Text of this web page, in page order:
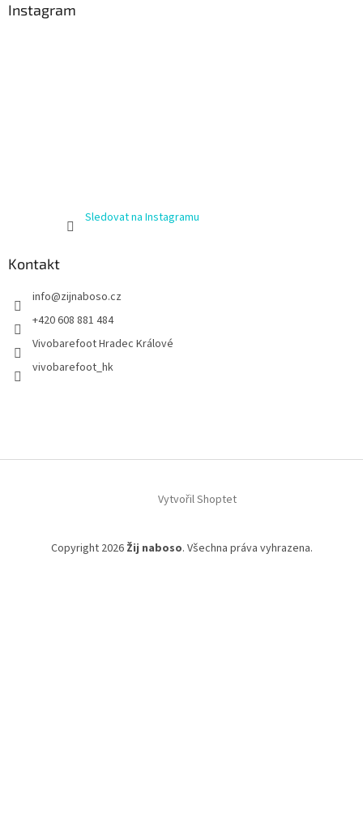
Instagram
Sledovat na Instagramu
Kontakt
info@zijnaboso.cz
+420 608 881 484
Vivobarefoot Hradec Králové
vivobarefoot_hk
Vytvořil Shoptet
Copyright 2026 Žij naboso. Všechna práva vyhrazena.